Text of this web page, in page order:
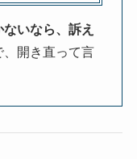
いなら、訴え
、開き直って言